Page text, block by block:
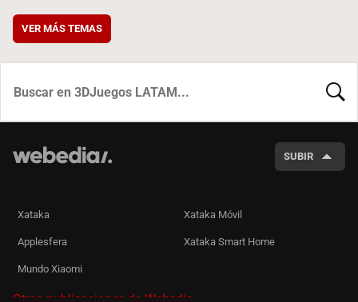
VER MÁS TEMAS
SUBIR
Xataka Xataka Móvil
Applesfera Xataka Smart Home
Mundo Xiaomi